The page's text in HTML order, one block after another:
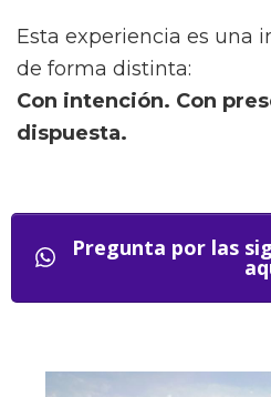
Esta experiencia es una
de forma distinta:
Con intención. Con
dispuesta.
Pregunta por las